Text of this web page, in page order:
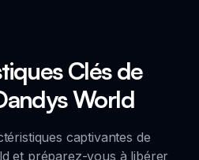
Clés de
World
captivantes de
et préparez-vous à libérer